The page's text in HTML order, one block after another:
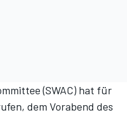
(SWAC) hat für
dem Vorabend des